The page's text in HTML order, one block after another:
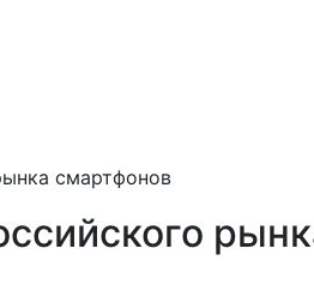
смартфонов